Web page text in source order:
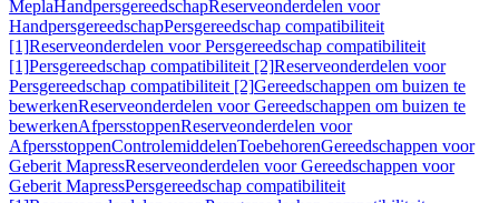
MeplaHandpersgereedschapReserveonderdelen voor
HandpersgereedschapPersgereedschap compatibiliteit
[1]Reserveonderdelen voor Persgereedschap compatibiliteit
[1]Persgereedschap compatibiliteit [2]Reserveonderdelen voor
Persgereedschap compatibiliteit [2]Gereedschappen om buizen te
bewerkenReserveonderdelen voor Gereedschappen om buizen te
bewerkenAfpersstoppenReserveonderdelen voor
AfpersstoppenControlemiddelenToebehorenGereedschappen voor
Geberit MapressReserveonderdelen voor Gereedschappen voor
Geberit MapressPersgereedschap compatibiliteit